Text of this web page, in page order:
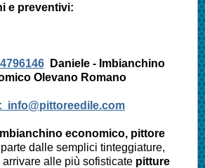
e preventivi:
Daniele - Imbianchino
Olevano Romano
info@pittoreedile.com
mbianchino economico, pittore
parte dalle semplici tinteggiature,
alle più sofisticate pitture